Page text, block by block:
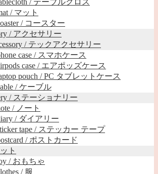
/ テーブルクロス
/ マット
/ コースター
/ アクセサリー
/ テックアクセサリー
case / スマホケース
case / エアポッズケース
pouch / PC タブレットケース
/ ケーブル
/ ステーショナリー
/ ノート
/ ダイアリー
tape / ステッカー テープ
/ ポストカード
ト
/ おもちゃ
/ 服